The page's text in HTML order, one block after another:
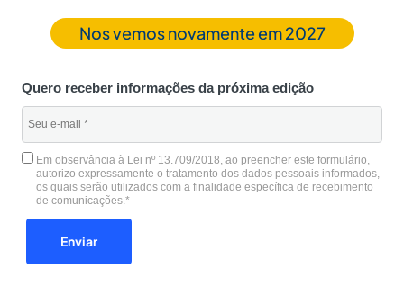
Nos vemos novamente em 2027
Quero receber informações da próxima edição
Em observância à Lei nº 13.709/2018, ao preencher este formulário,
autorizo expressamente o tratamento dos dados pessoais informados,
os quais serão utilizados com a finalidade específica de recebimento
de comunicações.*
Enviar